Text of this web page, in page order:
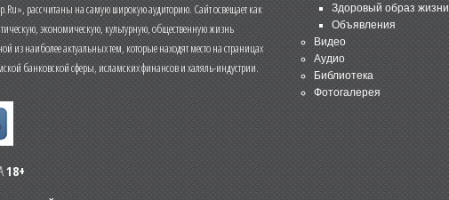
рассчитаны на самую широкую аудиторию. Сайт освещает как
экономическую, культурную, общественную жизнь
из наиболее актуальных тем, которые находят место на страницах
банковской сферы, исламских финансов и халяль-индустрии.
18+
Здоровый образ жизни
Объявления
Видео
Аудио
Библиотека
Фотогалерея